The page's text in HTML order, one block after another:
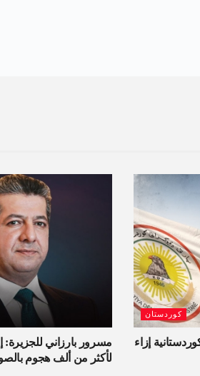
مسرور بارزاني
لأكثر من ألف هجوم
كوردستان
إزاء